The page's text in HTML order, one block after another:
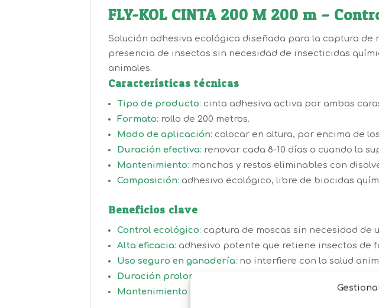
FLY-KOL CINTA 200 M 200 m –
Solución adhesiva ecológica diseñada para la captura de
presencia de insectos sin necesidad de insecticidas
animales.
Características técnicas
Tipo de producto: cinta adhesiva activa por ambas
Formato: rollo de 200 metros.
Modo de aplicación: colocar en altura, por encima de
Duración efectiva: renovar cada 8-10 días o cuando la
Mantenimiento: manchas y restos eliminables con
Composición: adhesivo ecológico, libre de biocidas
Beneficios clave
Control ecológico: captura de moscas sin necesidad de
Alta eficacia: adhesivo potente que retiene insectos de
Uso seguro en ganadería: no interfiere con la salud
Duración prolongada
Mantenimiento sencillo
sustitución periódica rápida y